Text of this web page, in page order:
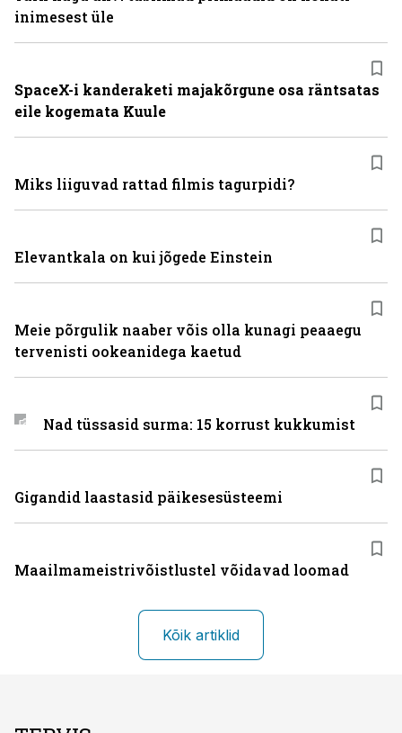
inimesest üle
SpaceX-i kanderaketi majakõrgune osa räntsatas
eile kogemata Kuule
Miks liiguvad rattad filmis tagurpidi?
Elevantkala on kui jõgede Einstein
Meie põrgulik naaber võis olla kunagi peaaegu
tervenisti ookeanidega kaetud
Nad tüssasid surma: 15 korrust kukkumist
Gigandid laastasid päikesesüsteemi
Maailmameistrivõistlustel võidavad loomad
Kõik artiklid